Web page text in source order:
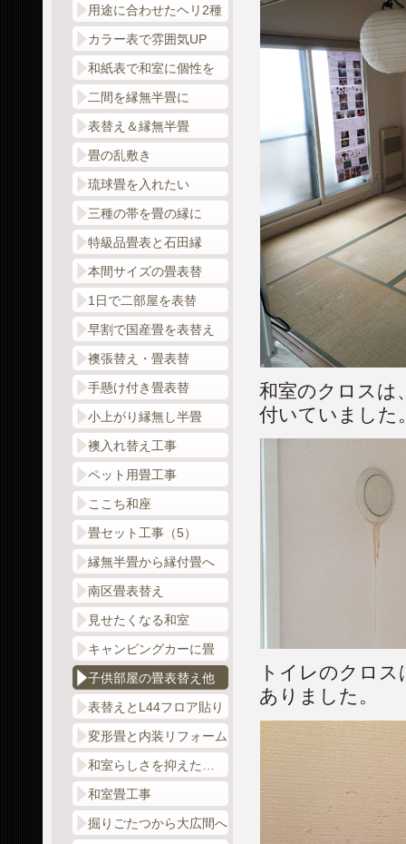
和室のクロスは
付いていました
トイレのクロ
ありました。
用途に合わせたヘリ2種
カラー表で雰囲気UP
和紙表で和室に個性を
二間を縁無半畳に
表替え＆縁無半畳
畳の乱敷き
琉球畳を入れたい
三種の帯を畳の縁に
特級品畳表と石田縁
本間サイズの畳表替
1日で二部屋を表替
早割で国産畳を表替え
襖張替え・畳表替
手懸け付き畳表替
小上がり縁無し半畳
襖入れ替え工事
ペット用畳工事
ここち和座
畳セット工事（5）
縁無半畳から縁付畳へ
南区畳表替え
見せたくなる和室
キャンピングカーに畳
子供部屋の畳表替え他
表替えとL44フロア貼り
変形畳と内装リフォーム
和室らしさを抑えた…
和室畳工事
掘りごたつから大広間へ